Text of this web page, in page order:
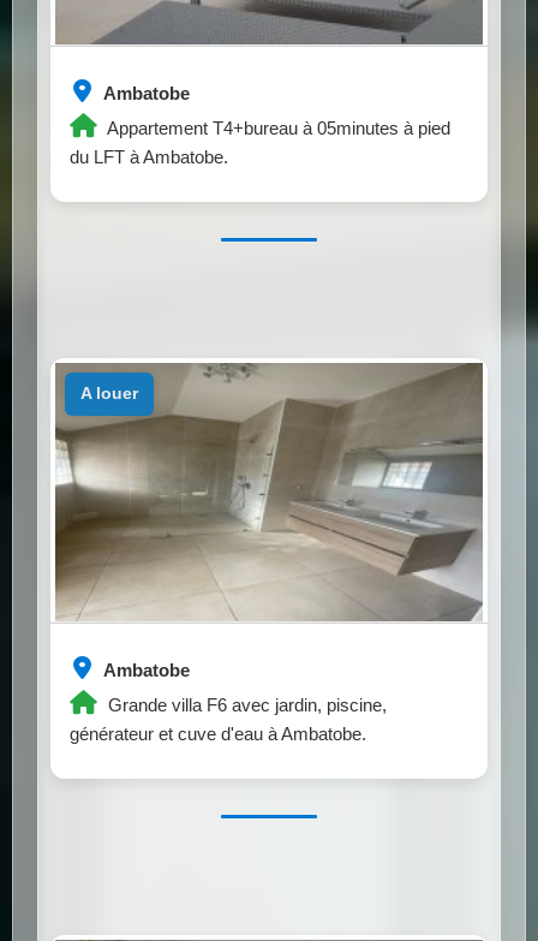
Ambatobe
Appartement T4+bureau à 05minutes à pied
du LFT à Ambatobe.
Ambatobe
Grande villa F6 avec jardin, piscine,
générateur et cuve d'eau à Ambatobe.
a louer